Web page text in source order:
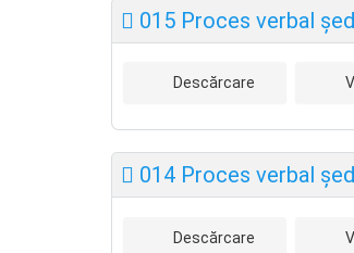
015 Proces verbal
Descărcare
014 Proces verbal
Descărcare